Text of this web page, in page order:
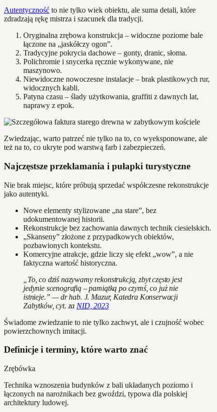
Autentyczność to nie tylko wiek obiektu, ale suma detali, które
zdradzają rękę mistrza i szacunek dla tradycji.
Oryginalna zrębowa konstrukcja – widoczne poziome bale
łączone na „jaskółczy ogon”.
Tradycyjne pokrycia dachowe – gonty, dranic, słoma.
Polichromie i snycerka ręcznie wykonywane, nie
maszynowo.
Niewidoczne nowoczesne instalacje – brak plastikowych rur,
widocznych kabli.
Patyna czasu – ślady użytkowania, graffiti z dawnych lat,
naprawy z epok.
Zwiedzając, warto patrzeć nie tylko na to, co wyeksponowane, ale
też na to, co ukryte pod warstwą farb i zabezpieczeń.
Najczęstsze przekłamania i pułapki turystyczne
Nie brak miejsc, które próbują sprzedać współczesne rekonstrukcje
jako autentyki.
Nowe elementy stylizowane „na stare”, bez
udokumentowanej historii.
Rekonstrukcje bez zachowania dawnych technik ciesielskich.
„Skanseny” złożone z przypadkowych obiektów,
pozbawionych kontekstu.
Komercyjne atrakcje, gdzie liczy się efekt „wow”, a nie
faktyczna wartość historyczna.
„To, co dziś nazywamy rekonstrukcją, zbyt często jest
jedynie scenografią – pamiątką po czymś, co już nie
istnieje.” — dr hab. J. Mazur, Katedra Konserwacji
Zabytków, cyt. za NID, 2023
Świadome zwiedzanie to nie tylko zachwyt, ale i czujność wobec
powierzchownych imitacji.
Definicje i terminy, które warto znać
Zrębówka
Technika wznoszenia budynków z bali układanych poziomo i
łączonych na narożnikach bez gwoździ, typowa dla polskiej
architektury ludowej.